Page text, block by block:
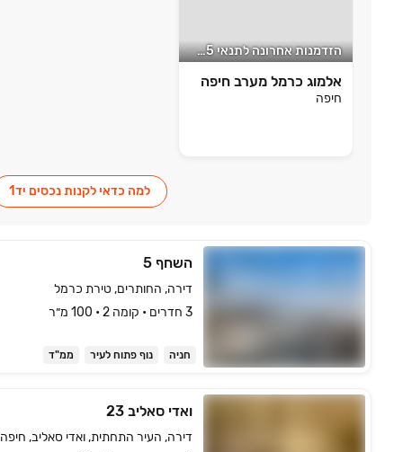
הזדמנות אחרונה לתנאי 15/85
אלמוג כרמל מערב חיפה
חיפה
למה כדאי לקנות נכסים יד1
השחף 5
דירה, החותרים, טירת כרמל
3 חדרים • קומה ‎2‏ • 100 מ״ר
חניה נוף פתוח לעיר ממ"ד
ואדי סאליב 23
דירה, העיר התחתית, ואדי סאליב, חיפה